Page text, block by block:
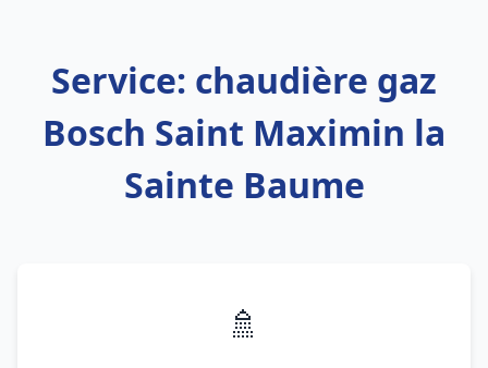
Service: chaudière gaz
Bosch Saint Maximin la
Sainte Baume
🚿